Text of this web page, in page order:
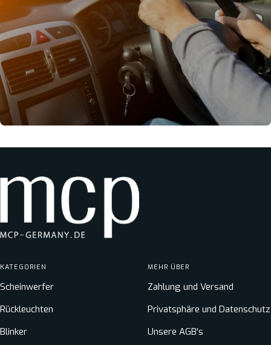
KATEGORIEN
Scheinwerfer
Rückleuchten
Blinker
MEHR ÜBER
Zahlung und Versand
Privatsphäre und Datenschutz
Unsere AGB's